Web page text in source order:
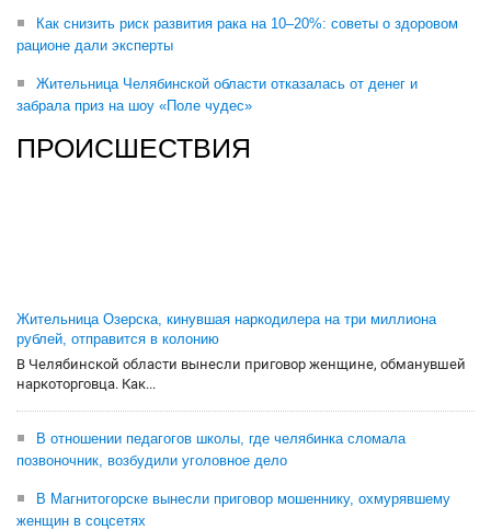
Как снизить риск развития рака на 10–20%: советы о здоровом
рационе дали эксперты
Жительница Челябинской области отказалась от денег и
забрала приз на шоу «Поле чудес»
ПРОИСШЕСТВИЯ
Жительница Озерска, кинувшая наркодилера на три миллиона
рублей, отправится в колонию
В Челябинской области вынесли приговор женщине, обманувшей
наркоторговца. Как...
В отношении педагогов школы, где челябинка сломала
позвоночник, возбудили уголовное дело
В Магнитогорске вынесли приговор мошеннику, охмурявшему
женщин в соцсетях